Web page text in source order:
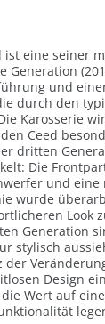
ist eine seiner
Generation
und
durch den
Karosserie
Ceed
dritten
Die
und eine
wurde
Look
Generation
stylisch
der
Design
Wert auf